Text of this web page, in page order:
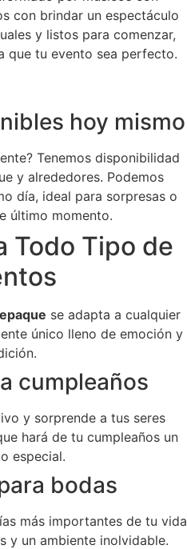
con brindar un espectáculo
y listos para comenzar,
que tu evento sea perfecto.
hoy mismo
Tenemos disponibilidad
y alrededores. Podemos
día, ideal para sorpresas o
último momento.
Todo Tipo de
se adapta a cualquier
único lleno de emoción y
cumpleaños
y sorprende a tus seres
hará de tu cumpleaños un
especial.
bodas
más importantes de tu vida
y un ambiente inolvidable.